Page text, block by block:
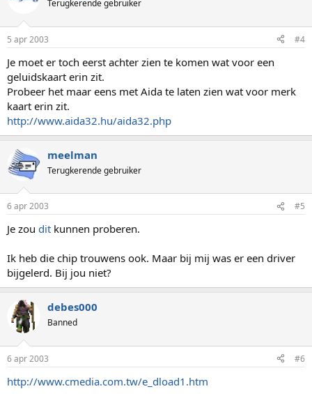
Terugkerende gebruiker
5 apr 2003 #4
Je moet er toch eerst achter zien te komen wat voor een
geluidskaart erin zit.
Probeer het maar eens met Aida te laten zien wat voor merk
kaart erin zit.
http://www.aida32.hu/aida32.php
meelman
Terugkerende gebruiker
6 apr 2003 #5
Je zou dit kunnen proberen.
Ik heb die chip trouwens ook. Maar bij mij was er een driver
bijgelerd. Bij jou niet?
debes000
Banned
6 apr 2003 #6
http://www.cmedia.com.tw/e_dload1.htm